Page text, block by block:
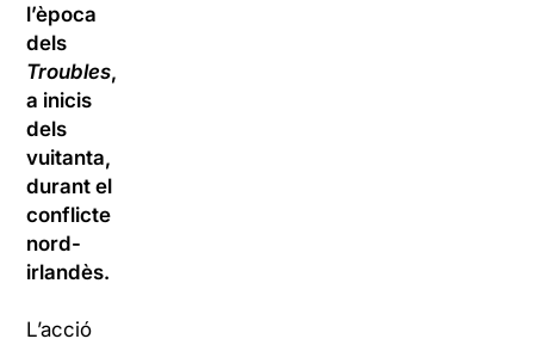
l’època
dels
Troubles,
a inicis
dels
vuitanta,
durant el
conflicte
nord-
irlandès.
L’acció